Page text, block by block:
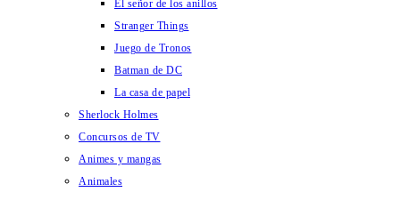
El señor de los anillos
Stranger Things
Juego de Tronos
Batman de DC
La casa de papel
Sherlock Holmes
Concursos de TV
Animes y mangas
Animales